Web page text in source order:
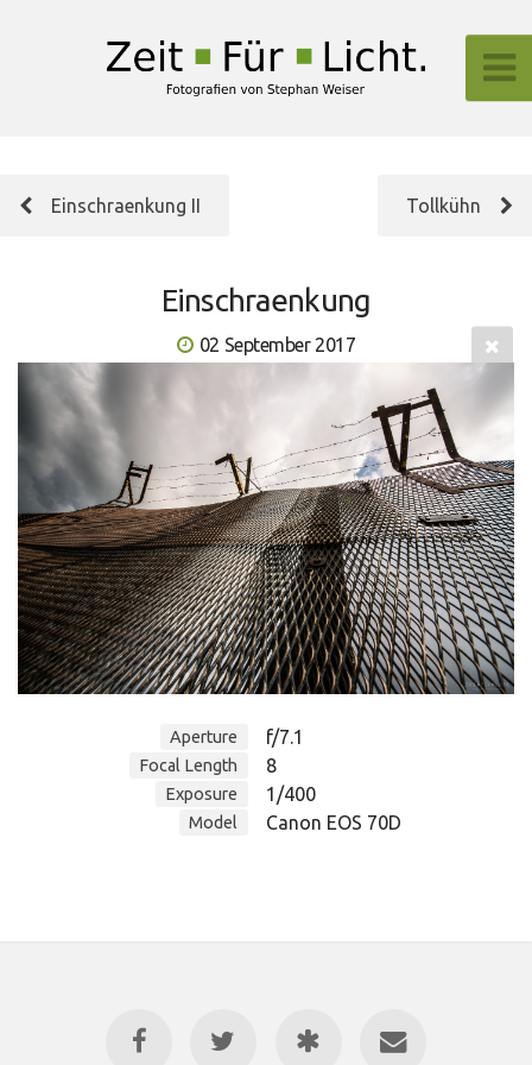
Einschraenkung II Tollkühn
Einschraenkung
02 September 2017
Aperture f/7.1
Focal Length 8
Exposure 1/400
Model Canon EOS 70D